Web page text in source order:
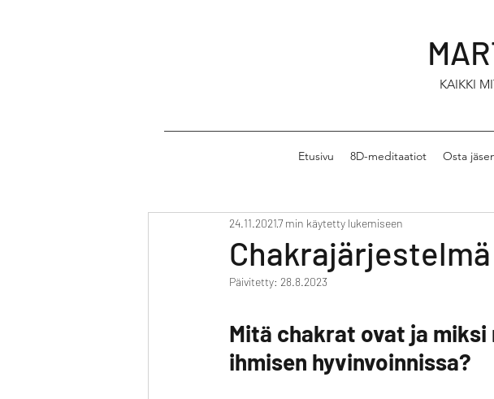
KAIKKI
Etusivu 8D-meditaatiot Osta
24.11.20217 min käytetty lukemiseen
Päivitetty: 28.8.2023
Mitä chakrat ovat ja
ihmisen hyvinvoinnissa?